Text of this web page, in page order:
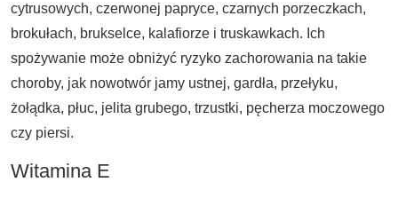
cytrusowych, czerwonej papryce, czarnych porzeczkach,
brokułach, brukselce, kalafiorze i truskawkach. Ich
spożywanie może obniżyć ryzyko zachorowania na takie
choroby, jak nowotwór jamy ustnej, gardła, przełyku,
żołądka, płuc, jelita grubego, trzustki, pęcherza moczowego
czy piersi.
Witamina E